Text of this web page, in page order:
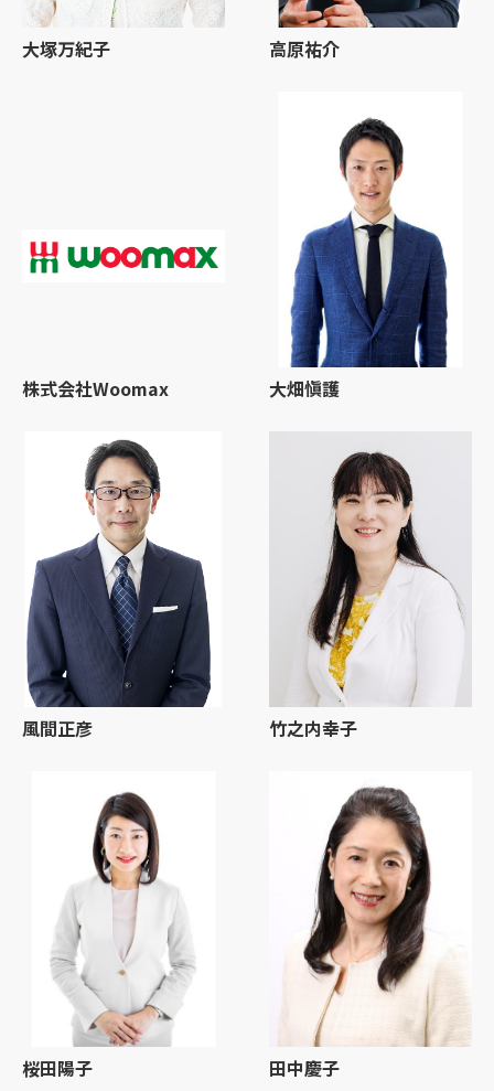
大塚万紀子 高原祐介
株式会社Woomax 大畑愼護
風間正彦 竹之内幸子
桜田陽子 田中慶子